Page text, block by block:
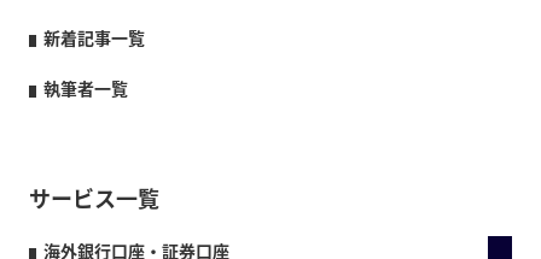
新着記事一覧
執筆者一覧
サービス一覧
海外銀行口座・証券口座